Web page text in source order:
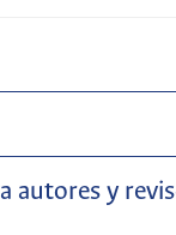
autores y